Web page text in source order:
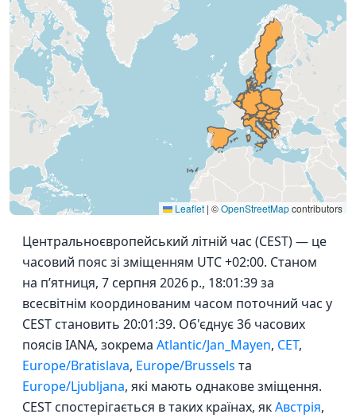
Leaflet | ©OpenStreetMapcontributors
Центральноєвропейський літній час (CEST) — це
часовий пояс зі зміщенням UTC +02:00. Станом
на пʼятниця, 7 серпня 2026 р., 18:01:39 за
всесвітнім координованим часом поточний час у
CEST становить 20:01:39. Об'єднує 36 часових
поясів IANA, зокрема Atlantic/Jan_Mayen, CET,
Europe/Bratislava, Europe/Brussels та
Europe/Ljubljana, які мають однакове зміщення.
CEST спостерігається в таких країнах, якАвстрія,